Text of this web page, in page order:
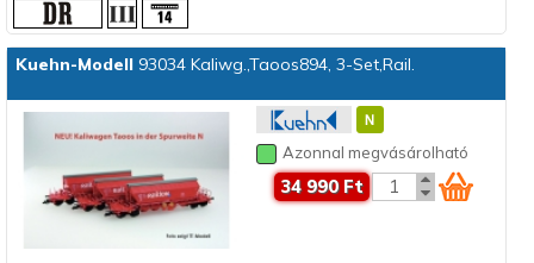
Kuehn-Modell93034 Kaliwg.,Taoos894, 3-Set,Rail.
Azonnal megvásárolható
34 990 Ft